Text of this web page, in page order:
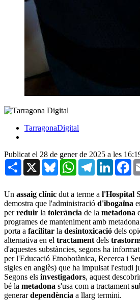
TarragonaDigital
Publicat el 28 de gener de 2025 a les
Share X BlueskyWhatsAppTelegram
Un assaig clínic dut a terme a l'Hospital
demostra que l'administració d'ibogaïna
perreduir la tolerància de la metadona
programes de manteniment amb
porta a facilitar la desintoxicació dels
alternativa en el tractament dels
d'aquestes substàncies, segons ha
per l'Educació Etnobotànica, Recerca i
sigles en anglès) que ha impulsat l'estudi
Segons els investigadors, aquest
bé la metadona s'usa com a tractament
generardependència a llarg termini.